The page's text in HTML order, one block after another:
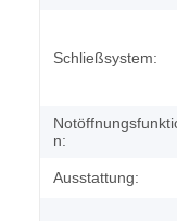
Schließsystem:
n:
Ausstattung: